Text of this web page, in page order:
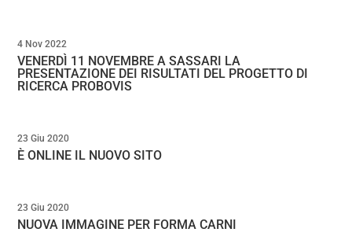
VENERDÌ 11 NOVEMBRE A SASSARI LA
PRESENTAZIONE DEI RISULTATI DEL PROGETTO DI
RICERCA PROBOVIS
4 Nov 2022
È ONLINE IL NUOVO SITO
23 Giu 2020
NUOVA IMMAGINE PER FORMA CARNI
23 Giu 2020